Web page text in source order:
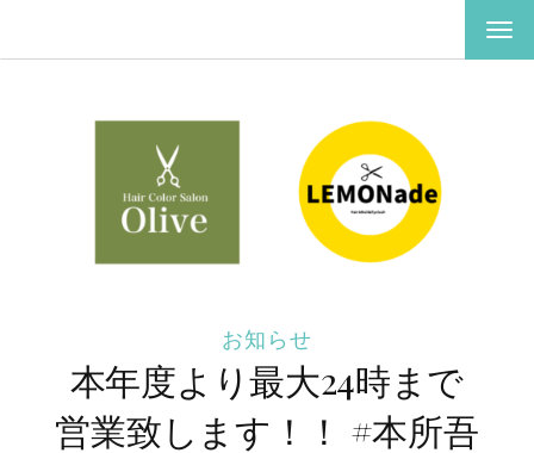
ナ
ゲ
お知らせ
本年度より最大24時まで
営業致します！！ #本所吾